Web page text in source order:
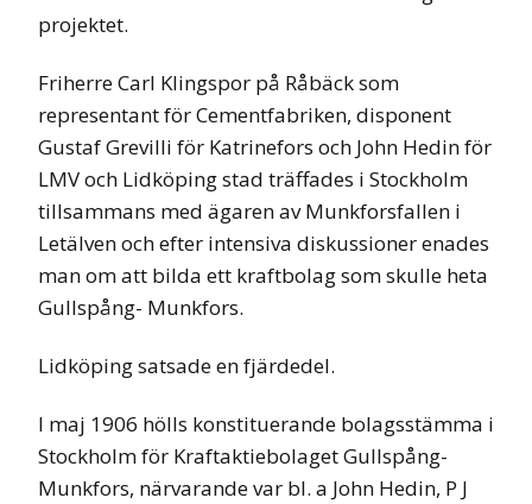
projektet.
Friherre Carl Klingspor på Råbäck som
representant för Cementfabriken, disponent
Gustaf Grevilli för Katrinefors och John Hedin för
LMV och Lidköping stad träffades i Stockholm
tillsammans med ägaren av Munkforsfallen i
Letälven och efter intensiva diskussioner enades
man om att bilda ett kraftbolag som skulle heta
Gullspång- Munkfors.
Lidköping satsade en fjärdedel.
I maj 1906 hölls konstituerande bolagsstämma i
Stockholm för Kraftaktiebolaget Gullspång-
Munkfors, närvarande var bl. a John Hedin, P J